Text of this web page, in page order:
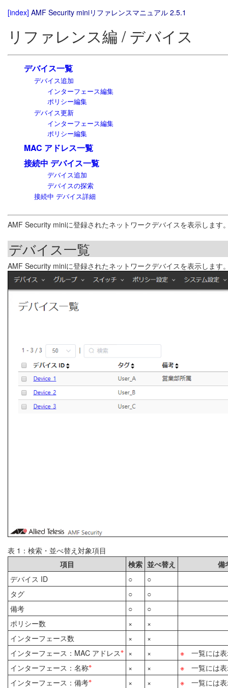
[index] AMF Security miniリファレンスマニュアル 2.5.1
リファレンス編 / デバイス
デバイス一覧
デバイス追加
インターフェース編集
ポリシー編集
デバイス更新
インターフェース編集
ポリシー編集
MAC アドレス一覧
接続中 デバイス一覧
デバイス追加
デバイスの探索
接続中 デバイス詳細
AMF Security miniに登録されたネットワークデバイスを表示します
デバイス一覧
AMF Security miniに登録されたネットワークデバイスを表示します
表 1：検索・並べ替え対象項目
項目
検索 並べ替え
備
デバイス ID
○
○
タグ
○
○
備考
○
○
ポリシー数
×
×
インターフェース数
×
×
インターフェース：MAC アドレス※ × × ※ 一覧には
インターフェース：名称※ × × ※ 一覧には
インターフェース：備考※ × × ※ 一覧には